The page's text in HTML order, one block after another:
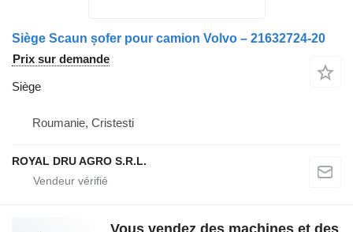
Siège Scaun șofer pour camion Volvo – 21632724-20
Prix sur demande
Siège
Roumanie, Cristesti
ROYAL DRU AGRO S.R.L.